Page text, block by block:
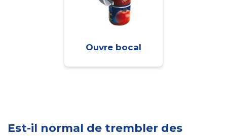
Ouvre bocal
Est-il normal de trembler des